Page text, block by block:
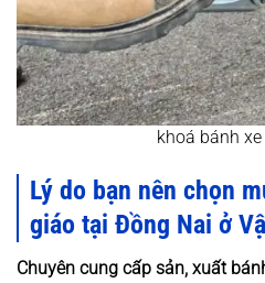
khoá bánh
Lý do bạn nên chọn
giáo tại Đồng Nai ở
Chuyên cung cấp sản, xuất